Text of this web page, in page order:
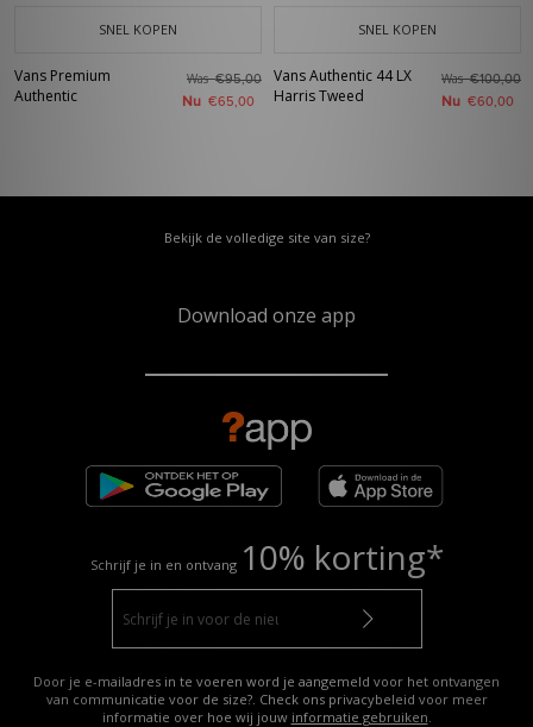
SNEL KOPEN
Vans Premium
Authentic
Was€95,00
Nu €65,00
SNEL KOPEN
Vans Authentic 44 LX
Harris Tweed
Was€100,00
Nu €60,00
Bekijk de volledige site van size?
Download onze app
Schrijf je in en ontvang 10% korting*
Door je e-mailadres in te voeren word je aangemeld voor het ontvangen
van communicatie voor de size?. Check ons privacybeleid voor meer
informatie over hoe wij jouw informatie gebruiken.